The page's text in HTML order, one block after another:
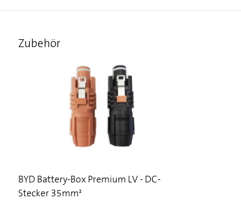
Zubehör
BYD Battery-Box Premium LV - DC-
Stecker 35mm²